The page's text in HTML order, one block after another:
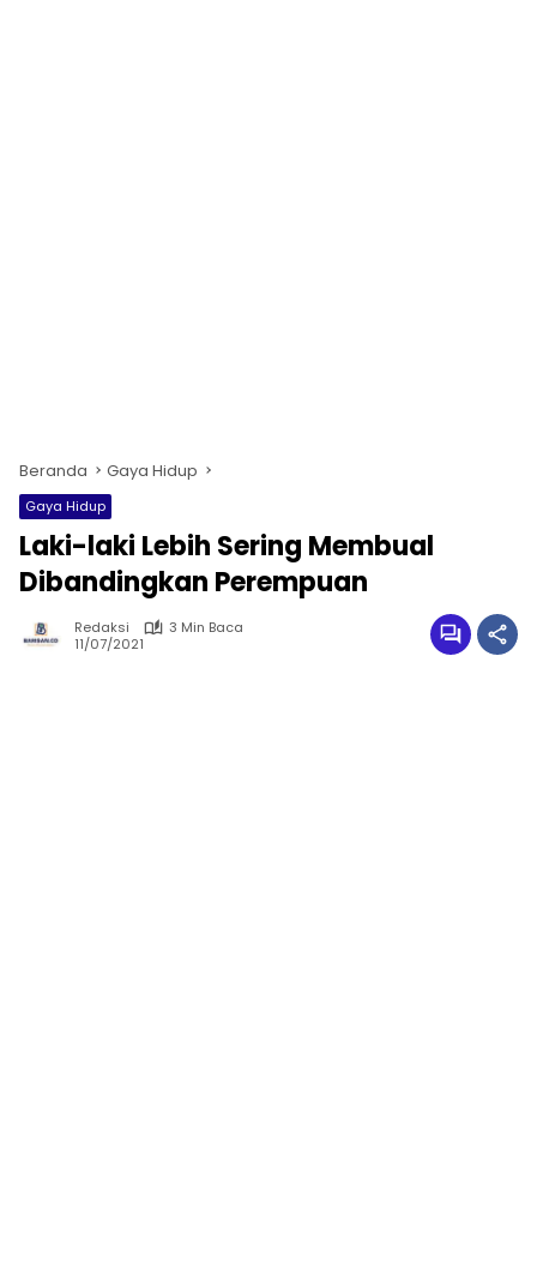
Beranda Gaya Hidup
Gaya Hidup
Laki-laki Lebih Sering Membual
Dibandingkan Perempuan
Redaksi
3 Min Baca
11/07/2021